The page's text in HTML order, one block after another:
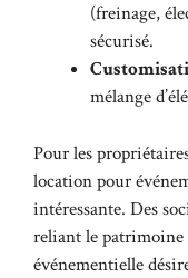
(freinage,
sécurisé.
mélange
Pour les
location pour
intéressante. Des
reliant le patrimoine
événementielle